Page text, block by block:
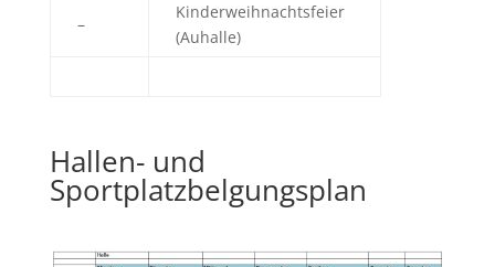
–
Kinderweihnachtsfeier
(Auhalle)
Hallen- und
Sportplatzbelgungsplan